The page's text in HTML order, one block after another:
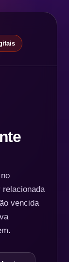
relacionada
vencida